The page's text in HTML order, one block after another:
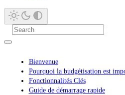
Bienvenue
Pourquoi la budgétisation est
Fonctionnalités Clés
Guide de démarrage rapide